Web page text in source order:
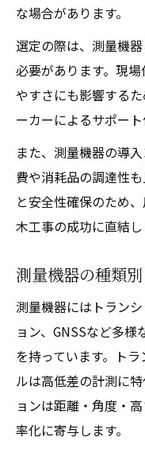
な場合があります。
選定の際は、測量機
必要があります。現
やすさにも影響する
ーカーによるサポート
また、測量機器の導
費や消耗品の調達性
と安全性確保のため
木工事の成功に直結し
測量機器の種類
測量機器にはトラン
ョン、GNSSなど多
を持っています。ト
ルは高低差の計測に
ョンは距離・角度・
率化に寄与します。